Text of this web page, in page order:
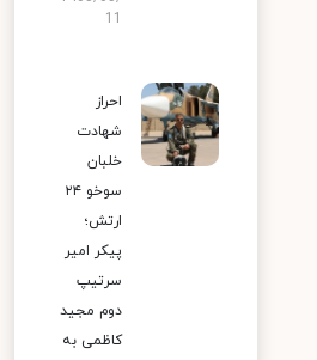
احراز
شهادت
خلبان
سوخو ۲۴
ارتش؛
پیکر امیر
سرتیپ
دوم مجید
کاظمی به